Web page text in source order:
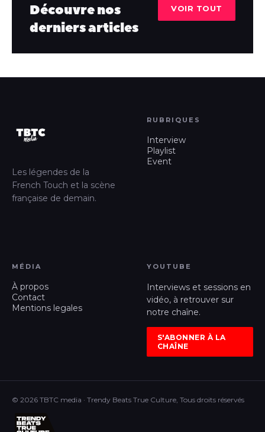
Découvre nos
derniers articles
VOIR TOUT
Les légendes de la
French Touch et la scène
française de demain.
RUBRIQUES
Interview
Playlist
Event
MÉDIA
À propos
Contact
Mentions legales
YOUTUBE
Interviews et sessions en
vidéo, à retrouver sur
notre chaîne.
S'ABONNER À LA
CHAÎNE
© 2026 TBTC media · Trendy Beats True Culture, Tous droits réservés